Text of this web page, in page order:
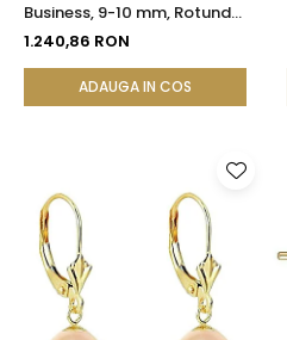
Business, 9-10 mm, Rotunde
AAA, Aur 14K (aur 585) |
1.240,86 RON
ADAUGA IN COS